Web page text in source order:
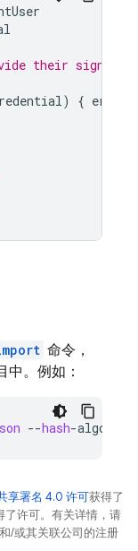
their sign-in
) { error
命令，
。例如：
--hash-algo
享署名 4.0 许可获得了
了许可。有关详情，请
/或其关联公司的注册